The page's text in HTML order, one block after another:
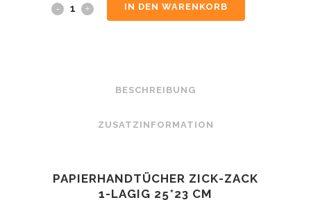
IN DEN WARENKORB
BESCHREIBUNG
ZUSATZINFORMATION
PAPIERHANDTÜCHER ZICK-ZACK
1-LAGIG 25*23 CM